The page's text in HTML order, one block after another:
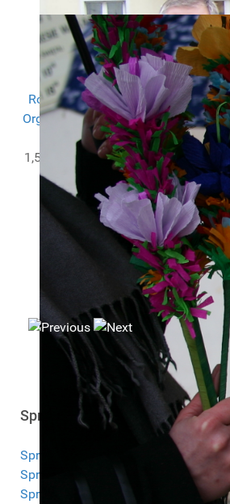
Rozliczenie PIT we współpracy z
Organizacji Pozarządowychw
dla OPP.
1,5% zbieramy we współpracy z
KRS:
Sprawozdania
Sprawozdanie 2025
Sprawozdanie 2024
Sprawozdanie 2023